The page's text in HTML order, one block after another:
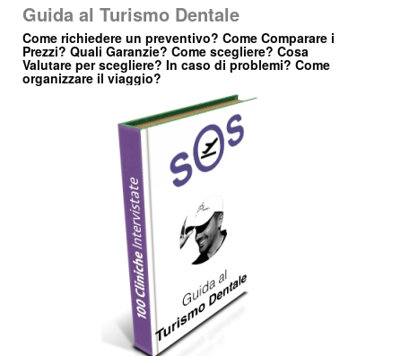
Guida al Turismo Dentale
Come richiedere un preventivo? Come Comparare i
Prezzi? Quali Garanzie? Come scegliere? Cosa
Valutare per scegliere? In caso di problemi? Come
organizzare il viaggio?